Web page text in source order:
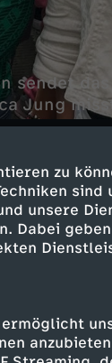
zu
sind
unsere
Dabei
sendet das
Jung
und
Welt
die
zum Opfer